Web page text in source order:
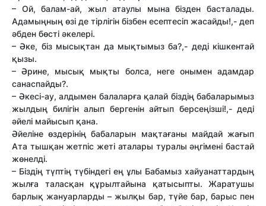
– Ой, балам-ай, жыл атаулы мына бізден басталады.
Адамыңның өзі де тірлігін бізбен есептесіп жасайды!,- деп
әбден бөсті әкелері.
– Әке, біз мысықтан да мықтымыз ба?,- деді кішкентай
қызы.
– Әрине, мысық мықты болса, неге онымен адамдар
санаспайды?.
– Әкесі-ау, алдымен балаларға қалай біздің бабаларымыз
жылдың билігін алып бергенін айтып берсеңізші!,- деді
әйелі майысып қана.
Әйеліне өздерінің бабаларын мақтағаны майдай жағып
Ата тышқан жетпіс жеті аталары туралы әңгімені бастай
жөнелді.
– Біздің түптің түбіндегі ең ұлы Бабамыз хайуанаттардың
жылға таласқан құрылтайына қатысыпты. Жаратушы
барлық жануарларды – жылқы бар, түйе бар, барыс пен